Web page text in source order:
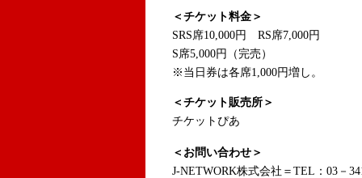
＜チケット料金＞
SRS席10,000円 RS席7,000円
S席5,000円（完売）
※当日券は各席1,000円増し。
＜チケット販売所＞
チケットぴあ
＜お問い合わせ＞
J-NETWORK株式会社＝TEL：03－